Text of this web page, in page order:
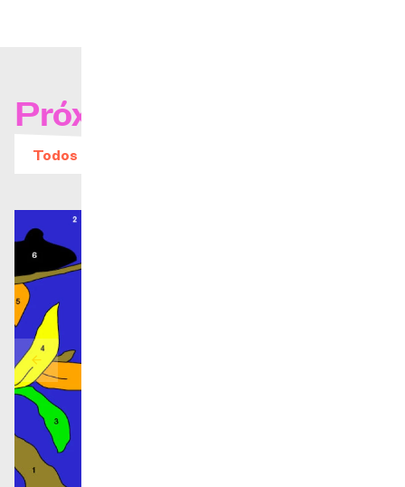
Próximos conciertos
Todos los eventos